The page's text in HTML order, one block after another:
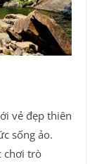
vẻ đẹp thiên
sống ảo.
chơi trò